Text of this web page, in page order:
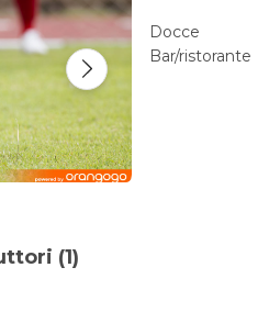
Docce
Bar/ristorante
(1)